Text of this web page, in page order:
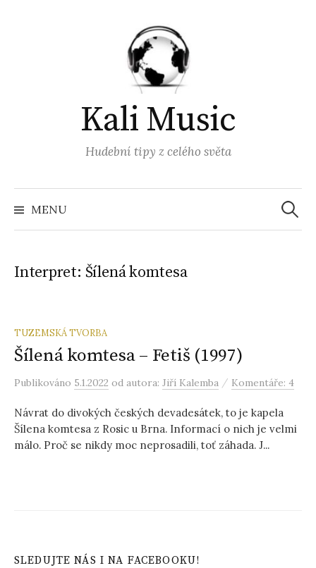
Kali Music
Hudební tipy z celého světa
MENU
Interpret: Šílená komtesa
TUZEMSKÁ TVORBA
Šílená komtesa – Fetiš (1997)
Publikováno 5.1.2022 od autora: Jiří Kalemba / Komentáře: 4
Návrat do divokých českých devadesátek, to je kapela
Šílena komtesa z Rosic u Brna. Informací o nich je velmi
málo. Proč se nikdy moc neprosadili, toť záhada. J...
SLEDUJTE NÁS I NA FACEBOOKU!